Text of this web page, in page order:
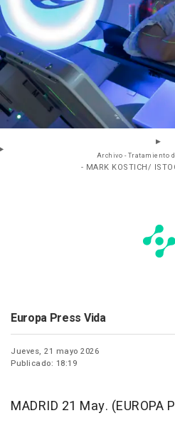
Archivo - Tratamiento
- MARK KOSTICH/
Europa Press Vida
Jueves, 21 mayo 2026
Publicado: 18:19
MADRID 21 May. (EUROPA